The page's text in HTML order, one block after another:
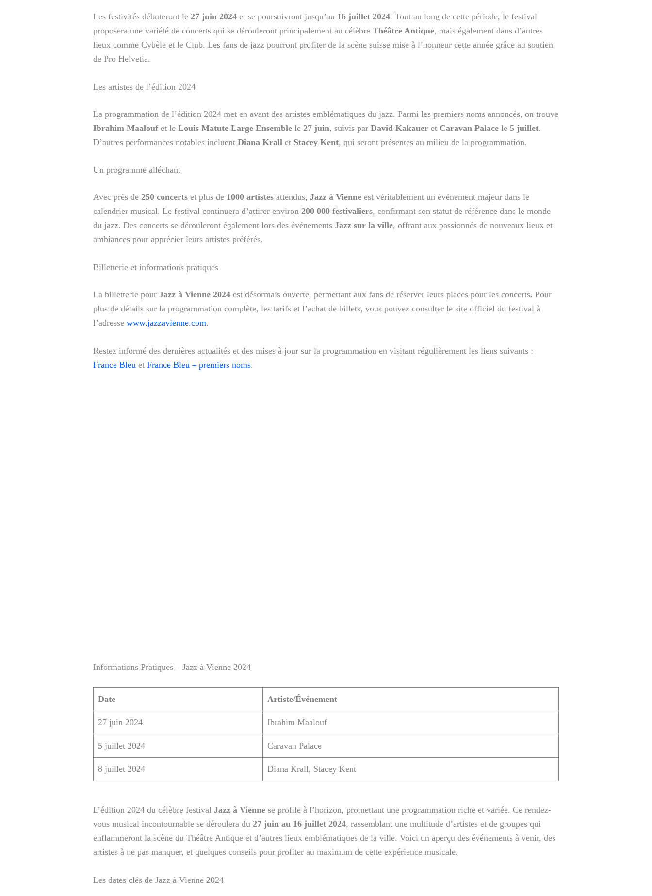
Les festivités débuteront le 27 juin 2024 et se poursuivront jusqu’au 16 juillet 2024. Tout au long de cette période, le festival
proposera une variété de concerts qui se dérouleront principalement au célèbre Théâtre Antique, mais également dans d’autres
lieux comme Cybèle et le Club. Les fans de jazz pourront profiter de la scène suisse mise à l’honneur cette année grâce au soutien
de Pro Helvetia.
Les artistes de l’édition 2024
La programmation de l’édition 2024 met en avant des artistes emblématiques du jazz. Parmi les premiers noms annoncés, on trouve
Ibrahim Maalouf et le Louis Matute Large Ensemble le 27 juin, suivis par David Kakauer et Caravan Palace le 5 juillet.
D’autres performances notables incluent Diana Krall et Stacey Kent, qui seront présentes au milieu de la programmation.
Un programme alléchant
Avec près de 250 concerts et plus de 1000 artistes attendus, Jazz à Vienne est véritablement un événement majeur dans le
calendrier musical. Le festival continuera d’attirer environ 200 000 festivaliers, confirmant son statut de référence dans le monde
du jazz. Des concerts se dérouleront également lors des événements Jazz sur la ville, offrant aux passionnés de nouveaux lieux et
ambiances pour apprécier leurs artistes préférés.
Billetterie et informations pratiques
La billetterie pour Jazz à Vienne 2024 est désormais ouverte, permettant aux fans de réserver leurs places pour les concerts. Pour
plus de détails sur la programmation complète, les tarifs et l’achat de billets, vous pouvez consulter le site officiel du festival à
l’adresse www.jazzavienne.com.
Restez informé des dernières actualités et des mises à jour sur la programmation en visitant régulièrement les liens suivants :
France Bleu et France Bleu – premiers noms.
Informations Pratiques – Jazz à Vienne 2024
Date Artiste/Événement
27 juin 2024 Ibrahim Maalouf
5 juillet 2024 Caravan Palace
8 juillet 2024 Diana Krall, Stacey Kent
L’édition 2024 du célèbre festival Jazz à Vienne se profile à l’horizon, promettant une programmation riche et variée. Ce rendez-
vous musical incontournable se déroulera du 27 juin au 16 juillet 2024, rassemblant une multitude d’artistes et de groupes qui
enflammeront la scène du Théâtre Antique et d’autres lieux emblématiques de la ville. Voici un aperçu des événements à venir, des
artistes à ne pas manquer, et quelques conseils pour profiter au maximum de cette expérience musicale.
Les dates clés de Jazz à Vienne 2024